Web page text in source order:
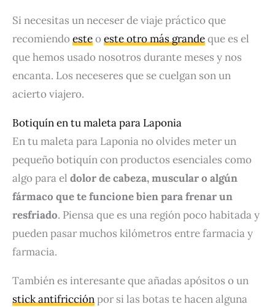
Si necesitas un neceser de viaje práctico que
recomiendoesteoeste otro más grandeque es el
que hemos usado nosotros durante meses y nos
encanta. Los neceseres que se cuelgan son un
acierto viajero.
Botiquín en tu maleta para Laponia
En tu maleta para Laponia no olvides meter un
pequeño botiquín con productos esenciales como
algo para el dolor de cabeza, muscular o algún
fármaco que te funcione bien para frenar un
resfriado. Piensa que es una región poco habitada y
pueden pasar muchos kilómetros entre farmacia y
farmacia.
También es interesante que añadas apósitos o un
stick antifricciónpor si las botas te hacen alguna